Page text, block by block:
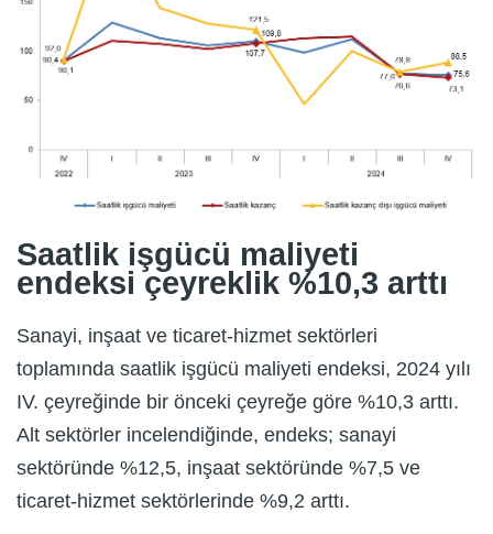
Saatlik işgücü maliyeti
endeksi çeyreklik %10,3 arttı
Sanayi, inşaat ve ticaret-hizmet sektörleri
toplamında saatlik işgücü maliyeti endeksi, 2024 yılı
IV. çeyreğinde bir önceki çeyreğe göre %10,3 arttı.
Alt sektörler incelendiğinde, endeks; sanayi
sektöründe %12,5, inşaat sektöründe %7,5 ve
ticaret-hizmet sektörlerinde %9,2 arttı.